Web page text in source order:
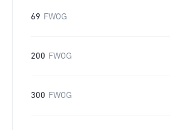
69 FWOG
200 FWOG
300 FWOG